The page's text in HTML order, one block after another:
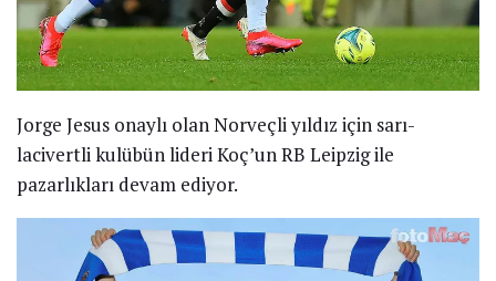
Jorge Jesus onaylı olan Norveçli yıldız için sarı-
lacivertli kulübün lideri Koç’un RB Leipzig ile
pazarlıkları devam ediyor.